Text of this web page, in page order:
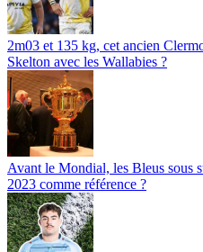
2m03 et 135 kg, cet ancien
Skelton avec les Wallabies ?
Avant le Mondial, les Bleus sous
2023 comme référence ?